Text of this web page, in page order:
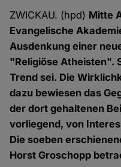
ZWICKAU. (hpd) Mitte
Evangelische
Ausdenkung einer
"Religiöse Atheisten".
Trend sei. Die
dazu bewiesen das
der dort gehaltenen
vorliegend, von
Die soeben
Horst Groschopp